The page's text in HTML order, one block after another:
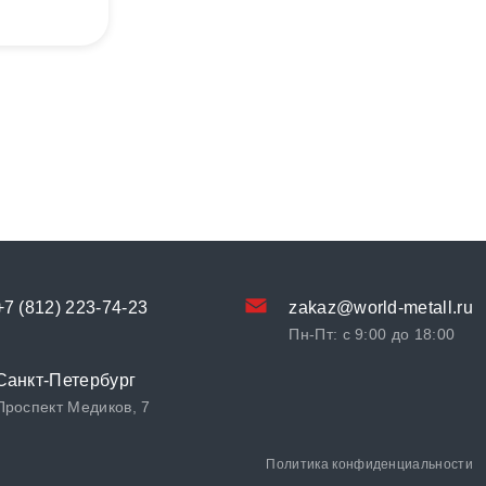
(812) 223-74-23 zakaz@world-metall.ru
Пн-Пт: с 9:00 до 18:00
Петербург
Медиков, 7
Политика конфиденциальности